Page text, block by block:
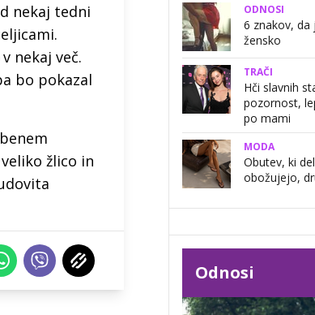
nekaj tedni
nekaj več.
bo pokazal
žlico in
ODNOSI
6 znakov, da
žensko
TRAČI
Hči slavnih
pozornost,
po mami
MODA
Obutev, ki
obožujejo,
Odnosi